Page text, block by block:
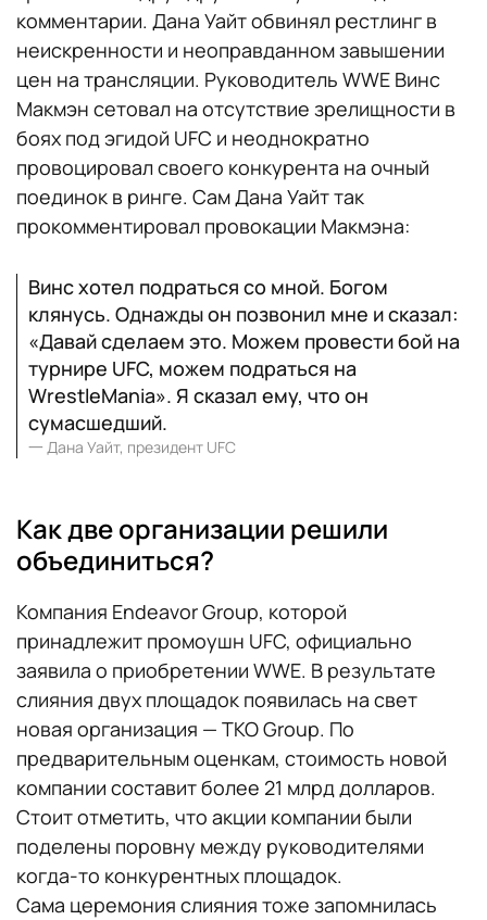
комментарии. Дана Уайт обвинял рестлинг в
неискренности и неоправданном завышении
цен на трансляции. Руководитель WWE Винс
Макмэн сетовал на отсутствие зрелищности в
боях под эгидой UFC и неоднократно
провоцировал своего конкурента на очный
поединок в ринге. Сам Дана Уайт так
прокомментировал провокации Макмэна:
Винс хотел подраться со мной. Богом
клянусь. Однажды он позвонил мне и сказал:
«Давай сделаем это. Можем провести бой на
турнире UFC, можем подраться на
WrestleMania». Я сказал ему, что он
сумасшедший.
一 Дана Уайт, президент UFC
Как две организации решили
объединиться?
Компания Endeavor Group, которой
принадлежит промоушн UFC, официально
заявила о приобретении WWE. В результате
слияния двух площадок появилась на свет
новая организация — TKO Group. По
предварительным оценкам, стоимость новой
компании составит более 21 млрд долларов.
Стоит отметить, что акции компании были
поделены поровну между руководителями
когда-то конкурентных площадок.
Сама церемония слияния тоже запомнилась